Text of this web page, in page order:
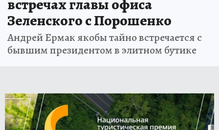
встречах главы офиса
Зеленского с Порошенко
Андрей Ермак якобы тайно встречается с
бывшим президентом в элитном бутике